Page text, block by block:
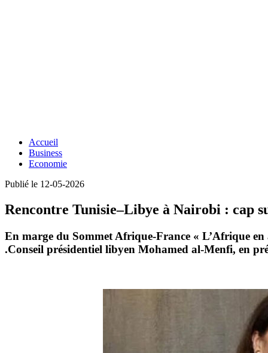
Accueil
Business
Economie
Publié le 12-05-2026
Rencontre Tunisie–Libye à Nairobi : cap
En marge du Sommet Afrique-France « L’Afrique
Conseil présidentiel libyen Mohamed al-Menfi, en
.